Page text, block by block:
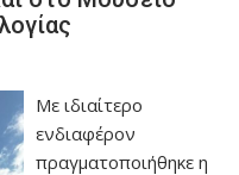
Με ιδιαίτερο
ενδιαφέρον
πραγματοποιήθηκε η